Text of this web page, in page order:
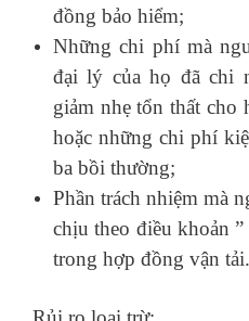
đồng bảo hiểm;
Những chi phí mà
đại lý của họ đã chi
giảm nhẹ tổn thất cho
hoặc những chi phí
ba bồi thường;
Phần trách nhiệm mà
chịu theo điều khoản
trong hợp đồng vận